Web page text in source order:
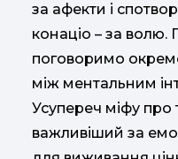
за афекти і
конаціо – за
поговоримо
між ментальним
Усупереч міфу про
важливіший за